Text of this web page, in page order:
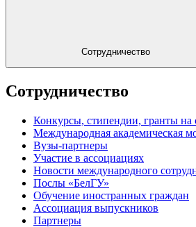
Сотрудничество
Сотрудничество
Конкурсы, стипендии, гранты на
Международная академическая
Вузы-партнеры
Участие в ассоциациях
Новости международного
Послы «БелГУ»
Обучение иностранных граждан
Ассоциация выпускников
Партнеры